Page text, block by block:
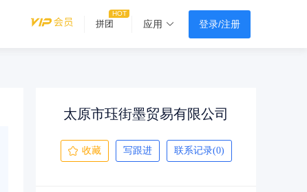
拼团 应用 登录/注册
太原市珏街墨贸易有限公司
收藏 写跟进 联系记录(0)